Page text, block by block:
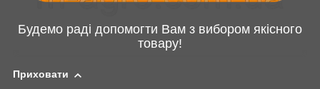
Будемо раді допомогти Вам з вибором якісного
товару!
Приховати